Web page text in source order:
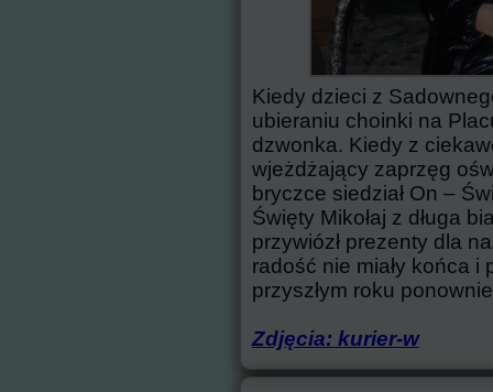
Kiedy dzieci z
ubieraniu choinki na
dzwonka. Kiedy z
wjeżdżający zaprzęg
bryczce siedział On –
Święty Mikołaj z długa
przywiózł prezenty dla
radość nie miały końca i
przyszłym roku
Zdjęcia: kurier-w